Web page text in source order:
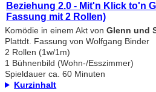
Beziehung 2.0 - Mit'n Klick to'n
Fassung mit 2 Rollen)
Komödie in einem Akt von Glenn und
Plattdt. Fassung von Wolfgang Binder
2 Rollen (1w/1m)
1 Bühnenbild (Wohn-/Esszimmer)
Spieldauer ca. 60 Minuten
Kurzinhalt